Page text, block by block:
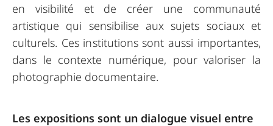
en visibilité et de créer une communauté
artistique qui sensibilise aux sujets sociaux et
culturels. Ces institutions sont aussi importantes,
dans le contexte numérique, pour valoriser la
photographie documentaire.
Les expositions sont un dialogue visuel entre